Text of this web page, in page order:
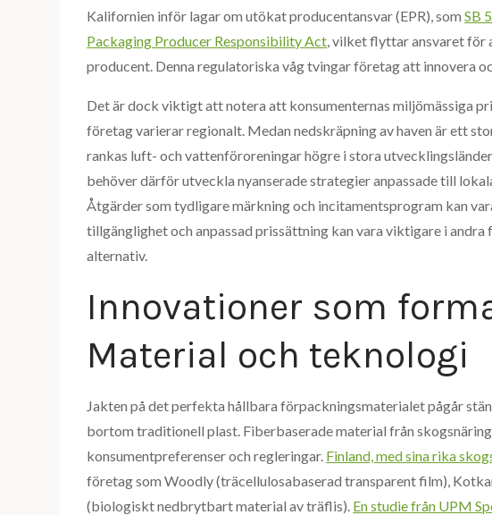
Kalifornien inför lagar om utökat producentansvar (EPR), somSB
Packaging Producer Responsibility Act , vilket flyttar ansvaret för
producent. Denna regulatoriska våg tvingar företag att innovera
Det är dock viktigt att notera att konsumenternas miljömässiga
företag varierar regionalt. Medan nedskräpning av haven är ett
rankas luft- och vattenföroreningar högre i stora
behöver därför utveckla nyanserade strategier anpassade till
Åtgärder som tydligare märkning och incitamentsprogram kan
tillgänglighet och anpassad prissättning kan vara viktigare i
alternativ.
Innovationer som
Material och teknologi
Jakten på det perfekta hållbara förpackningsmaterialet pågår
bortom traditionell plast. Fiberbaserade material från
konsumentpreferenser och regleringar. Finland, med sina rika
företag som Woodly (träcellulosabaserad transparent film),
(biologiskt nedbrytbart material av träflis). En studie från UPM